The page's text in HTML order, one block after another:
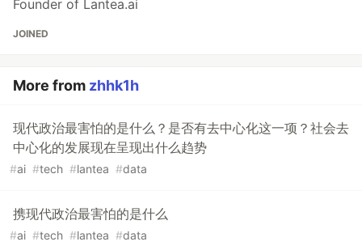
Founder of Lantea.ai
JOINED
More from zhhk1h
现代政治最害怕的是什么？是否有去中心化这一项？社会去
中心化的发展现在呈现出什么趋势
#ai #tech #lantea #data
携现代政治最害怕的是什么
#ai #tech #lantea #data